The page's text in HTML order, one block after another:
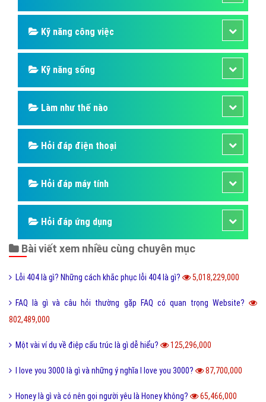
Kỹ năng công việc
Kỹ năng sống
Làm như thế nào
Hỏi đáp điện thoại
Hỏi đáp máy tính
Hỏi đáp ứng dụng
Bài viết xem nhiều cùng chuyên mục
Lỗi 404 là gì? Những cách khắc phục lỗi 404 là gì? 5,018,229,000
FAQ là gì và câu hỏi thường gặp FAQ có quan trọng Website?
802,489,000
Một vài ví dụ về điệp cấu trúc là gì dễ hiểu? 125,296,000
I love you 3000 là gì và những ý nghĩa I love you 3000? 87,700,000
Honey là gì và có nên gọi người yêu là Honey không? 65,466,000